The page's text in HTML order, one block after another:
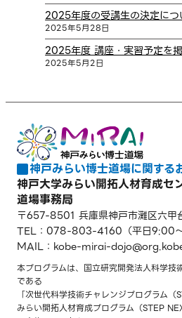
2025年度の受講生の決定につ
2025年5月28日
2025年度 講座・実習予定を
2025年5月2日
神戸みらい博士道場に関する
神戸大学みらい開拓人材育成
道場事務局
〒657-8501 兵庫県神戸市灘区六甲
TEL：078-803-4160 （平日9:00
MAIL：kobe-mirai-dojo
[at]
本プログラムは、国立研究開発法人科学技
である
「次世代科学技術チャレンジプログラム
みらい開拓人材育成プログラム（STEP